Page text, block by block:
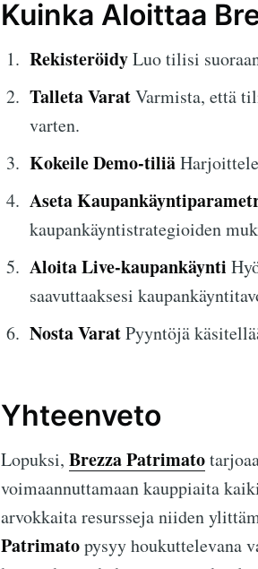
Kuinka Aloittaa
RekisteröidyLuo tilisi
Talleta VaratVarmista, että
varten.
Kokeile Demo-tiliä
Aseta
kaupankäyntistrategioiden
Aloita Live-kaupankäynti
saavuttaaksesi
Nosta VaratPyyntöjä
Yhteenveto
Lopuksi, Brezza Patrimato
voimaannuttamaan kauppiaita
arvokkaita resursseja niiden
Patrimatopysyy houkuttelevana